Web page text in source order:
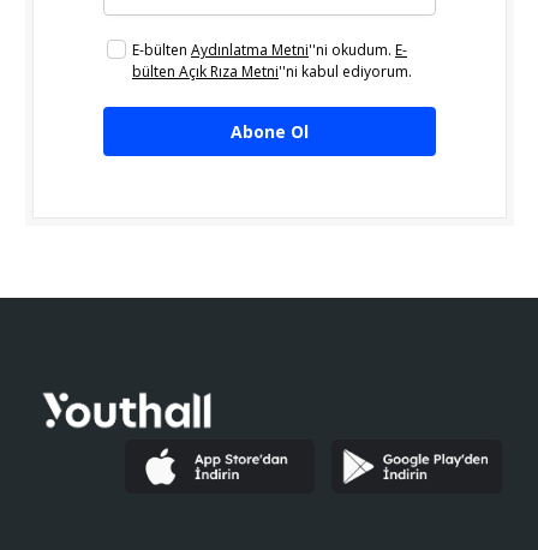
E-bülten Aydınlatma Metni''ni okudum. E-
bülten Açık Rıza Metni''ni kabul ediyorum.
Abone Ol